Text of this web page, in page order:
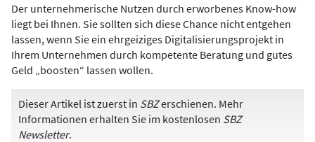
Der unternehmerische Nutzen durch erworbenes Know-how
liegt bei Ihnen. Sie sollten sich diese Chance nicht entgehen
lassen, wenn Sie ein ehrgeiziges Digitalisierungsprojekt in
Ihrem Unternehmen durch kompetente Beratung und gutes
Geld „boosten“ lassen wollen.
Dieser Artikel ist zuerst in SBZerschienen. Mehr
Informationen erhalten Sie im kostenlosen SBZ
Newsletter.